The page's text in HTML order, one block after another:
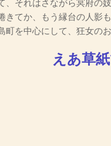
、それはさながら冥府
きてか、もう縁台の人影
町を中心にして、狂女の
えあ草